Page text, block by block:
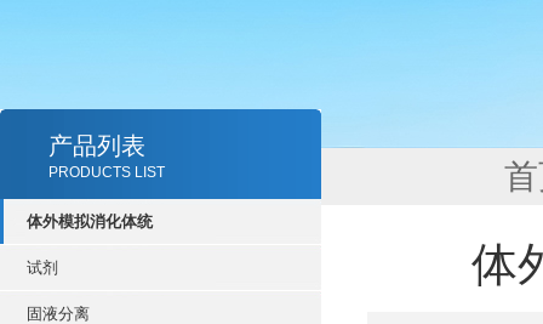
产品列表
PRODUCTS LIST
体外模拟消化体统
试剂
固液分离
体